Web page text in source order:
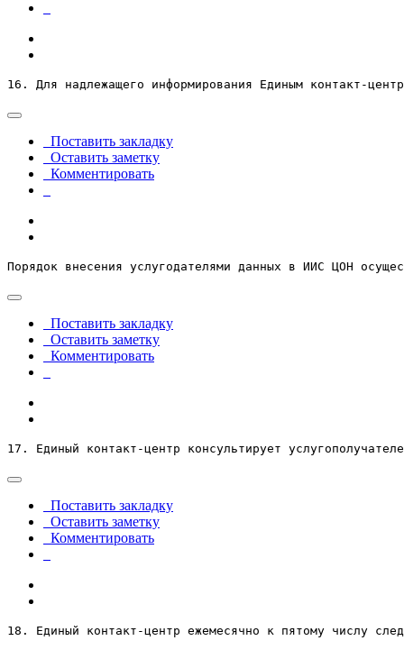
16. Для надлежащего информирования Единым контакт-
Поставить закладку
Оставить заметку
Комментировать
Порядок внесения услугодателями данных в ИИС ЦОН
Поставить закладку
Оставить заметку
Комментировать
17. Единый контакт-центр консультирует
Поставить закладку
Оставить заметку
Комментировать
18. Единый контакт-центр ежемесячно к пятому числу